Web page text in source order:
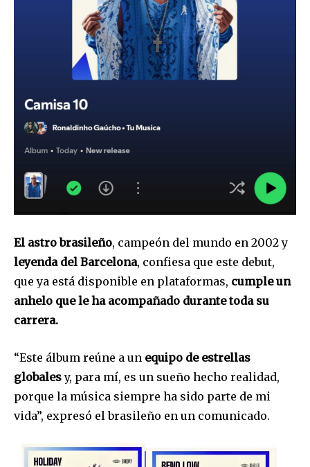
El astro brasileño, campeón del mundo en 2002 y
leyenda del Barcelona, confiesa que este debut,
que ya está disponible en plataformas, cumple un
anhelo que le ha acompañado durante toda su
carrera.
“Este álbum reúne a un equipo de estrellas
globalesy, para mí, es un sueño hecho realidad,
porque la música siempre ha sido parte de mi
vida”, expresó el brasileño en un comunicado.